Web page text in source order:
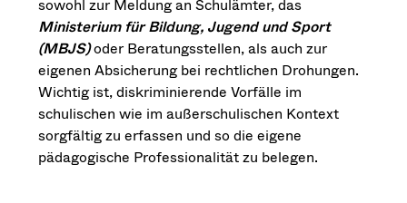
Ministerium für Bildung, Jugend und Sport
(MBJS)oder Beratungsstellen, als auch zur
eigenen Absicherung bei rechtlichen Drohungen.
Wichtig ist, diskriminierende Vorfälle im
schulischen wie im außerschulischen Kontext
sorgfältig zu erfassen und so die eigene
pädagogische Professionalität zu belegen.